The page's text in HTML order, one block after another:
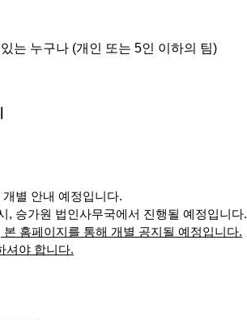
는 누구나 (개인 또는 5인 이하의 팀)
별 안내 예정입니다.
, 승가원 법인사무국에서 진행될 예정입니다.
본 홈페이지를 통해 개별 공지될 예정입니다.
셔야 합니다.